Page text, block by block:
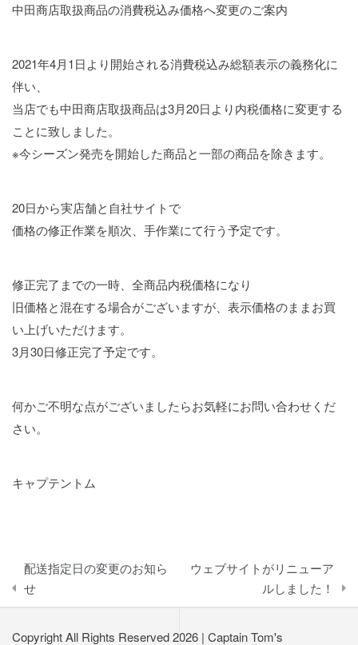
中田商店取扱商品の消費税込み価格へ変更のご案内
2021年4月1日より開始される消費税込み総額表示の義務化に
伴い、
当店でも中田商店取扱商品は3月20日より内税価格に変更する
ことに致しました。
※今シーズン発売を開始した商品と一部の商品を除きます。
20日から実店舗と自社サイトで
価格の修正作業を順次、手作業にて行う予定です。
修正完了までの一時、全商品内税価格になり
旧価格と混在する場合がございますが、表示価格のままお買
い上げいただけます。
3月30日修正完了予定です。
何かご不明な点がございましたらお気軽にお問い合わせくだ
さい。
キャプテントム
投
稿
配送指定日の変更のお知ら
せ
ウェブサイトがリニューア
ルしました！
Copyright All Rights Reserved 2026 | Captain Tom's